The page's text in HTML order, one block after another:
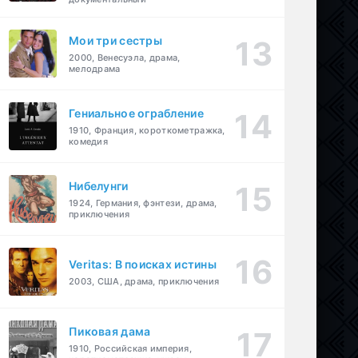
Мои три сестры
2000, Венесуэла, драма,
мелодрама
Гениальное ограбление
1910, Франция, короткометражка,
комедия
Нибелунги
1924, Германия, фэнтези, драма,
приключения
Veritas: В поисках истины
2003, США, драма, приключения
Пиковая дама
1910, Российская империя,